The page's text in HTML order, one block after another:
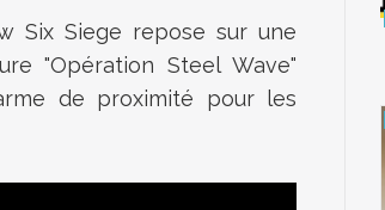
Six Siege repose sur une
"Opération Steel Wave"
de proximité pour les